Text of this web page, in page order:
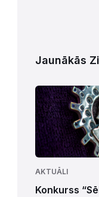
Jaunākās
AKTUĀLI
Konkurss